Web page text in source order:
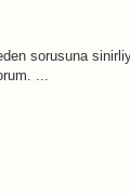
sorusuna
...